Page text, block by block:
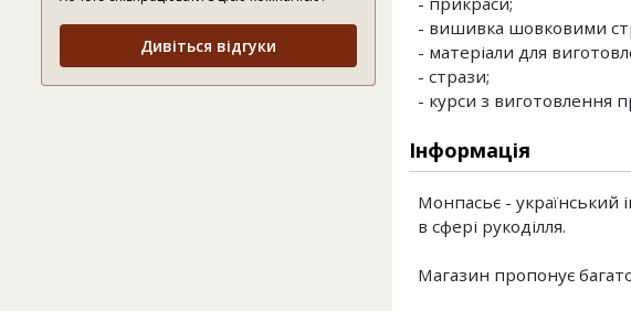
Дивіться відгуки
- вишивка шовковими
- матеріали для
- стрази;
- курси з виготовлення
Інформація
Монпасьє - український
в сфері рукоділля.
Магазин пропонує